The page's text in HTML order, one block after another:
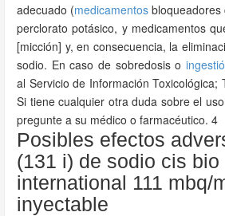
adecuado (medicamentos bloqueadores
perclorato potásico, y medicamentos
[micción] y, en consecuencia, la
sodio. En caso de sobredosis o
al Servicio de Información Toxicológica;
Si tiene cualquier otra duda sobre el
pregunte a su médico o farmacéutico. 4
Posibles efectos
(131 i) de sodio cis bio
international 111 mbq/
inyectable